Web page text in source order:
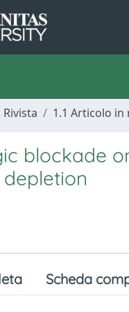
1.1 Articolo in
blockade
Scheda